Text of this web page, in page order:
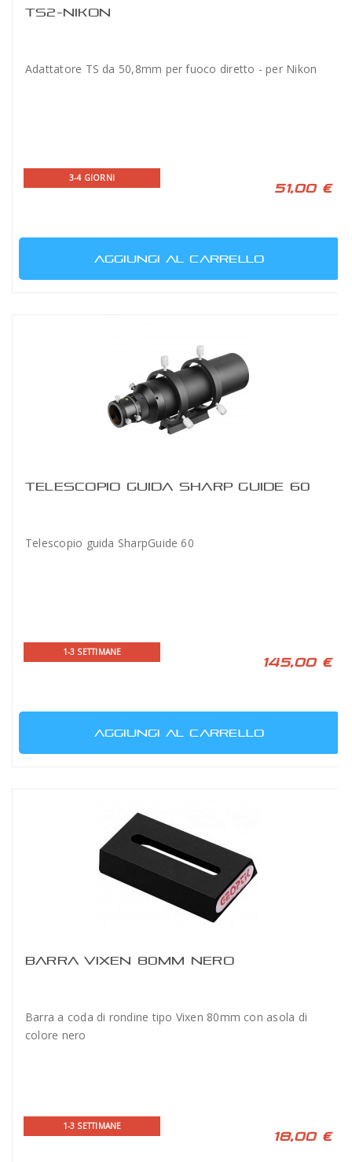
TS2-NIKON
Adattatore TS da 50,8mm per fuoco diretto - per Nikon
3-4 GIORNI
51,00 €
AGGIUNGI AL CARRELLO
TELESCOPIO GUIDA SHARP GUIDE 60
Telescopio guida SharpGuide 60
1-3 SETTIMANE
145,00 €
AGGIUNGI AL CARRELLO
BARRA VIXEN 80MM NERO
Barra a coda di rondine tipo Vixen 80mm con asola di
colore nero
1-3 SETTIMANE
18,00 €